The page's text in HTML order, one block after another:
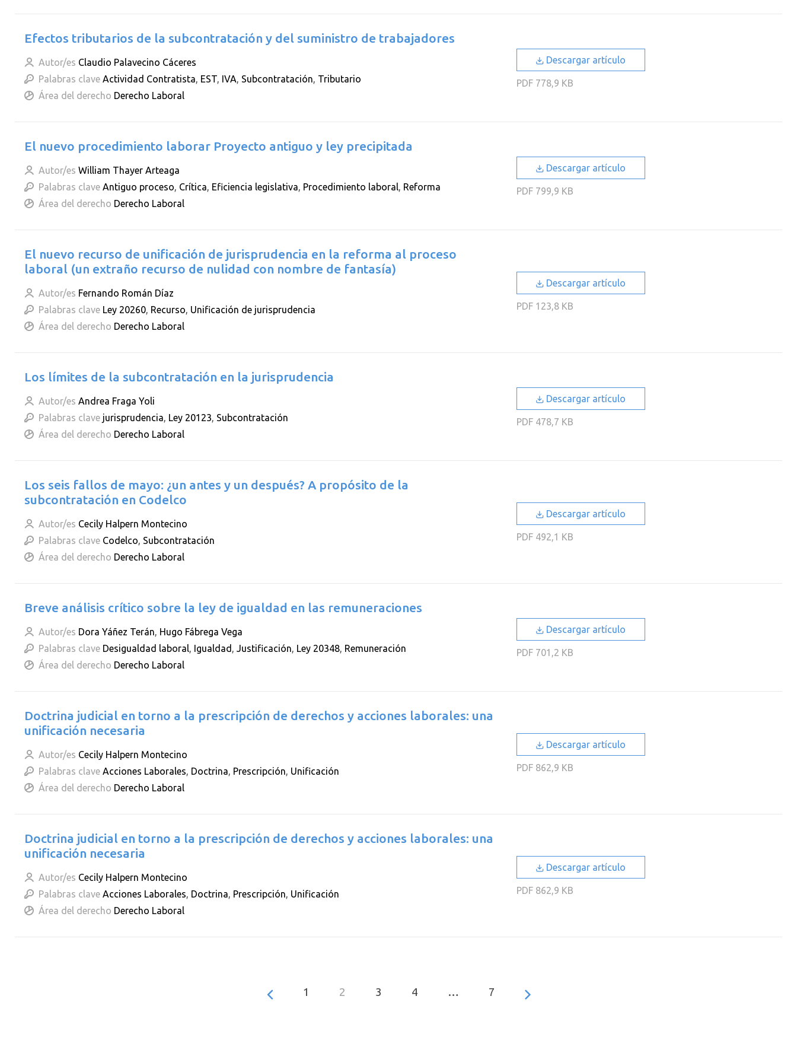
Efectos tributarios de la subcontratación y del suministro de trabajadores
Autor/es Claudio Palavecino Cáceres
Palabras clave Actividad Contratista, EST, IVA, Subcontratación, Tributario
Área del derecho Derecho Laboral
Descargar artículo
PDF778,9 KB
El nuevo procedimiento laborar Proyecto antiguo y ley precipitada
Autor/es William Thayer Arteaga
Palabras clave Antiguo proceso, Crítica, Eficiencia legislativa, Procedimiento laboral, Reforma
Área del derecho Derecho Laboral
Descargar artículo
PDF799,9 KB
El nuevo recurso de unificación de jurisprudencia en la reforma al proceso
laboral (un extraño recurso de nulidad con nombre de fantasía)
Autor/es Fernando Román Díaz
Palabras clave Ley 20260, Recurso, Unificación de jurisprudencia
Área del derecho Derecho Laboral
Descargar artículo
PDF123,8 KB
Los límites de la subcontratación en la jurisprudencia
Autor/es Andrea Fraga Yoli
Palabras clave jurisprudencia, Ley 20123, Subcontratación
Área del derecho Derecho Laboral
Descargar artículo
PDF478,7 KB
Los seis fallos de mayo: ¿un antes y un después? A propósito de la
subcontratación en Codelco
Autor/es Cecily Halpern Montecino
Palabras clave Codelco, Subcontratación
Área del derecho Derecho Laboral
Descargar artículo
PDF492,1 KB
Breve análisis crítico sobre la ley de igualdad en las remuneraciones
Autor/es Dora Yáñez Terán, Hugo Fábrega Vega
Palabras clave Desigualdad laboral, Igualdad , Justificación, Ley 20348, Remuneración
Área del derecho Derecho Laboral
Descargar artículo
PDF701,2 KB
Doctrina judicial en torno a la prescripción de derechos y acciones laborales: una
unificación necesaria
Autor/es Cecily Halpern Montecino
Palabras clave Acciones Laborales, Doctrina, Prescripción, Unificación
Área del derecho Derecho Laboral
Descargar artículo
PDF862,9 KB
Doctrina judicial en torno a la prescripción de derechos y acciones laborales: una
unificación necesaria
Autor/es Cecily Halpern Montecino
Palabras clave Acciones Laborales, Doctrina, Prescripción, Unificación
Área del derecho Derecho Laboral
Descargar artículo
PDF862,9 KB
1 2 3 4 … 7